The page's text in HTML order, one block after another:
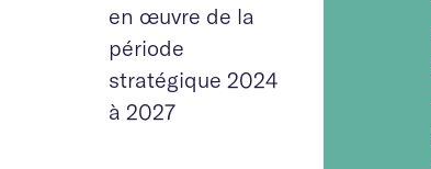
en œuvre de la
période
stratégique 2024
à 2027